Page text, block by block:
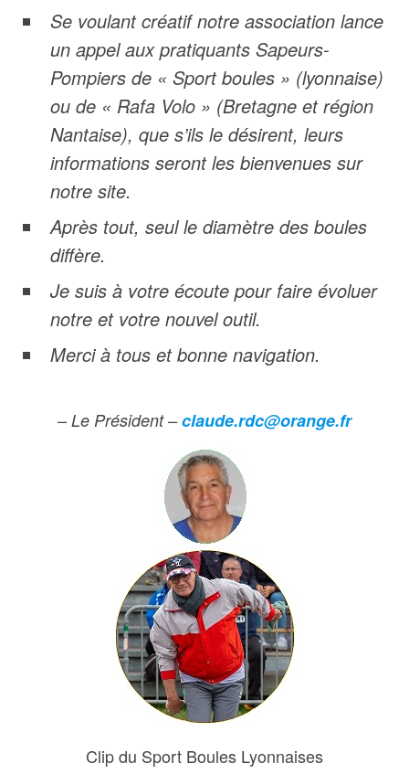
Se voulant créatif notre association lance
un appel aux pratiquants Sapeurs-
Pompiers de « Sport boules » (lyonnaise)
ou de « Rafa Volo » (Bretagne et région
Nantaise), que s’ils le désirent, leurs
informations seront les bienvenues sur
notre site.
Après tout, seul le diamètre des boules
diffère.
Je suis à votre écoute pour faire évoluer
notre et votre nouvel outil.
Merci à tous et bonne navigation.
– Le Président – claude.rdc@orange.fr
Clip du Sport Boules Lyonnaises